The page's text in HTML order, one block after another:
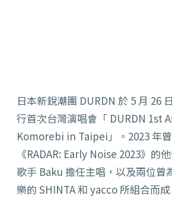
日本新銳潮團 DURDN 於 5 月 26
行首次台灣演唱會「 DURDN 1st
Komorebi in Taipei」。2023 年
《RADAR: Early Noise 2023》的
歌手 Baku 擔任主唱，以及兩位曾
樂的 SHINTA 和 yacco 所組合而